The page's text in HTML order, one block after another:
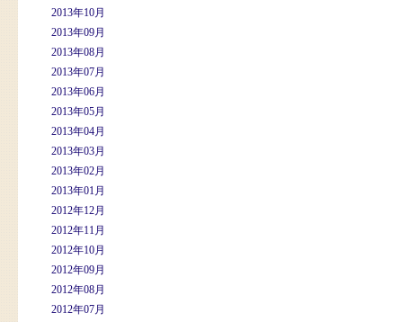
2013年10月
2013年09月
2013年08月
2013年07月
2013年06月
2013年05月
2013年04月
2013年03月
2013年02月
2013年01月
2012年12月
2012年11月
2012年10月
2012年09月
2012年08月
2012年07月